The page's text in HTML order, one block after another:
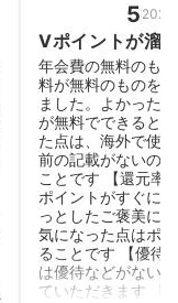
5
Vポイントが溜
費も無料なので
ことができます
年会費の無料のも
料が無料のものを
ました。よかった
が無料でできると
た点は、海外で使
前の記載がないの
ことです 【還元率
ポイントがすぐに
っとしたご褒美に
気になった点はポ
ることです 【優待
は優待などがない
ていただきます 【